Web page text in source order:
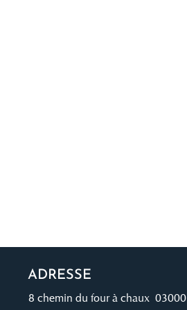
ADRESSE
8 chemin du four à chaux 03000